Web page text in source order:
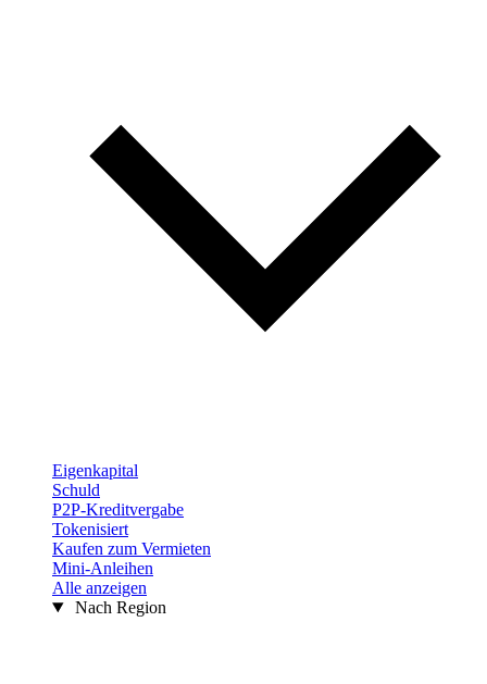
Eigenkapital
Schuld
P2P-Kreditvergabe
Tokenisiert
Kaufen zum Vermieten
Mini-Anleihen
Alle anzeigen
Nach Region